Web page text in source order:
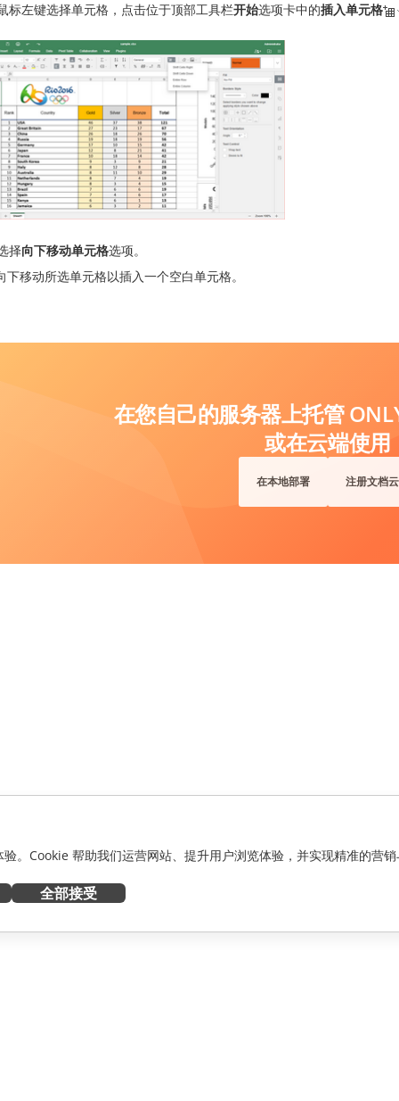
标左键选择单元格，点击位于顶部工具栏开始选项卡中的插入单元格
择向下移动单元格选项。
下移动所选单元格以插入一个空白单元格。
在您自己的服务器上托管
或在云端使用
在本地部署 注册文档云
。Cookie 帮助我们运营网站、提升用户浏览体验，并实现精准的营
全部接受